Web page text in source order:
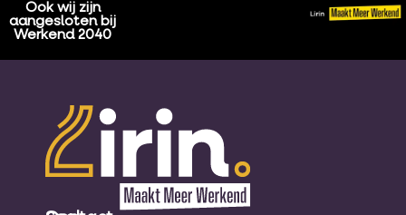
Ook wij zijn
aangesloten bij
Werkend 2040